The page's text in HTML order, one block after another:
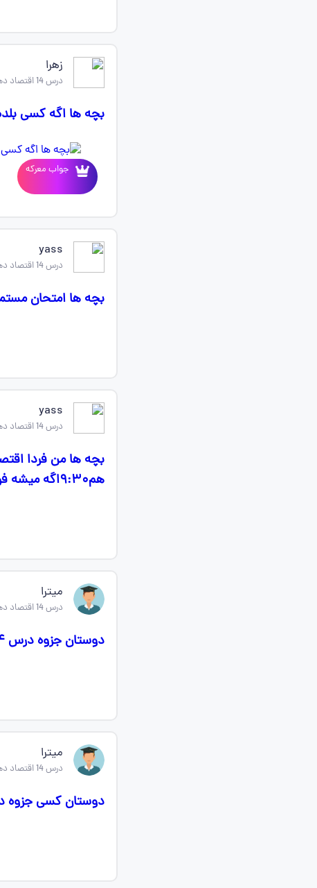
زهرا
درس 14 اقتصاد دهم
بچه ها اگه کسی
جواب معرکه
yass
درس 14 اقتصاد دهم
بچه ها امتحان
yass
درس 14 اقتصاد دهم
هم۹:۳۰اگه میشه فردا یکی کمک کنه سوالات رو همینجا میفرستم
میترا
درس 14 اقتصاد دهم
دوستان جزوه درس ۱۴ رو هر کی داره برام بفرسته کامل باشه نه خلاصه ای
میترا
درس 14 اقتصاد دهم
دوستان کسی جزوه درس ۱۴رو داره میشه برام